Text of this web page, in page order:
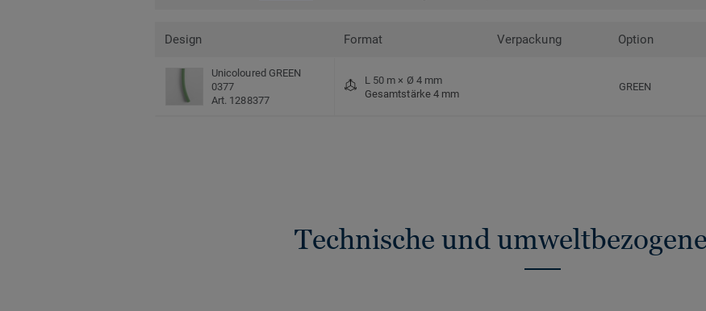
Design Format Verpackung Option
Unicoloured GREEN
0377
Art. 1288377
L 50 m × Ø 4 mm
Gesamtstärke 4 mm
GREEN
Technische und